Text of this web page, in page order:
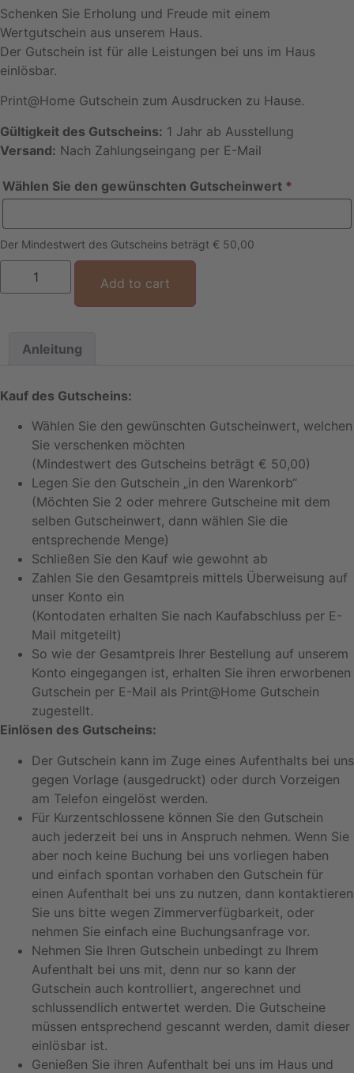
Schenken Sie Erholung und Freude mit einem
Wertgutschein aus unserem Haus.
Der Gutschein ist für alle Leistungen bei uns im Haus
einlösbar.
Print@Home Gutschein zum Ausdrucken zu Hause.
Gültigkeit des Gutscheins: 1 Jahr ab Ausstellung
Versand: Nach Zahlungseingang per E-Mail
Wählen Sie den gewünschten Gutscheinwert *
Der Mindestwert des Gutscheins beträgt € 50,00
Wertgutschein
quantity
Add to cart
Anleitung
Kauf des Gutscheins:
Wählen Sie den gewünschten Gutscheinwert, welchen
Sie verschenken möchten
(Mindestwert des Gutscheins beträgt € 50,00)
Legen Sie den Gutschein „in den Warenkorb“
(Möchten Sie 2 oder mehrere Gutscheine mit dem
selben Gutscheinwert, dann wählen Sie die
entsprechende Menge)
Schließen Sie den Kauf wie gewohnt ab
Zahlen Sie den Gesamtpreis mittels Überweisung auf
unser Konto ein
(Kontodaten erhalten Sie nach Kaufabschluss per E-
Mail mitgeteilt)
So wie der Gesamtpreis Ihrer Bestellung auf unserem
Konto eingegangen ist, erhalten Sie ihren erworbenen
Gutschein per E-Mail als Print@Home Gutschein
zugestellt.
Einlösen des Gutscheins:
Der Gutschein kann im Zuge eines Aufenthalts bei uns
gegen Vorlage (ausgedruckt) oder durch Vorzeigen
am Telefon eingelöst werden.
Für Kurzentschlossene können Sie den Gutschein
auch jederzeit bei uns in Anspruch nehmen. Wenn Sie
aber noch keine Buchung bei uns vorliegen haben
und einfach spontan vorhaben den Gutschein für
einen Aufenthalt bei uns zu nutzen, dann kontaktieren
Sie uns bitte wegen Zimmerverfügbarkeit, oder
nehmen Sie einfach eine Buchungsanfrage vor.
Nehmen Sie Ihren Gutschein unbedingt zu Ihrem
Aufenthalt bei uns mit, denn nur so kann der
Gutschein auch kontrolliert, angerechnet und
schlussendlich entwertet werden. Die Gutscheine
müssen entsprechend gescannt werden, damit dieser
einlösbar ist.
Genießen Sie ihren Aufenthalt bei uns im Haus und